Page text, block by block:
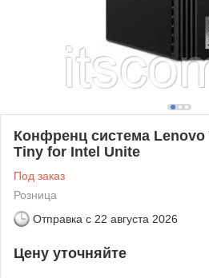
Конфренц система
Tiny for Intel Unite
Под заказ
Розница
Отправка с 22 августа 2026
Цену уточняйте